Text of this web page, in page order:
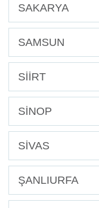
SAKARYA
SAMSUN
SİİRT
SİNOP
SİVAS
ŞANLIURFA